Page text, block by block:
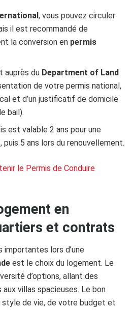
, vous pouvez circuler
il est recommandé de
la conversion en permis
auprès du Department of Land
de votre permis national,
et d’un justificatif de domicile
bail).
est valable 2 ans pour une
puis 5 ans lors du renouvellement.
le Permis de Conduire
en
et contrats
importantes lors d’une
est le choix du logement. Le
d’options, allant des
villas spacieuses. Le bon
de vie, de votre budget et